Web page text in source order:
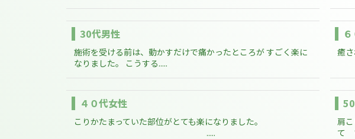
30代男性
施術を受ける前は、動かすだけで痛かったところが すごく楽に
なりました。 こうする.....
癒
４０代女性
こりかたまっていた部位がとても楽になりました。
.....
肩
て